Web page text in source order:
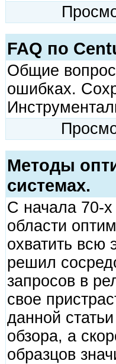
FAQ по
Общие
ошибках.
Методы
системах.
С начала 70-
области
охватить всю
решил
запросов в
свое
данной
обзора, а
образцов